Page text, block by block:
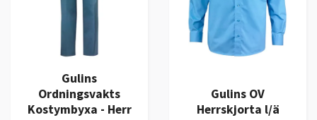
Gulins
Ordningsvakts
Kostymbyxa - Herr
Gulins OV
Herrskjorta l/ä